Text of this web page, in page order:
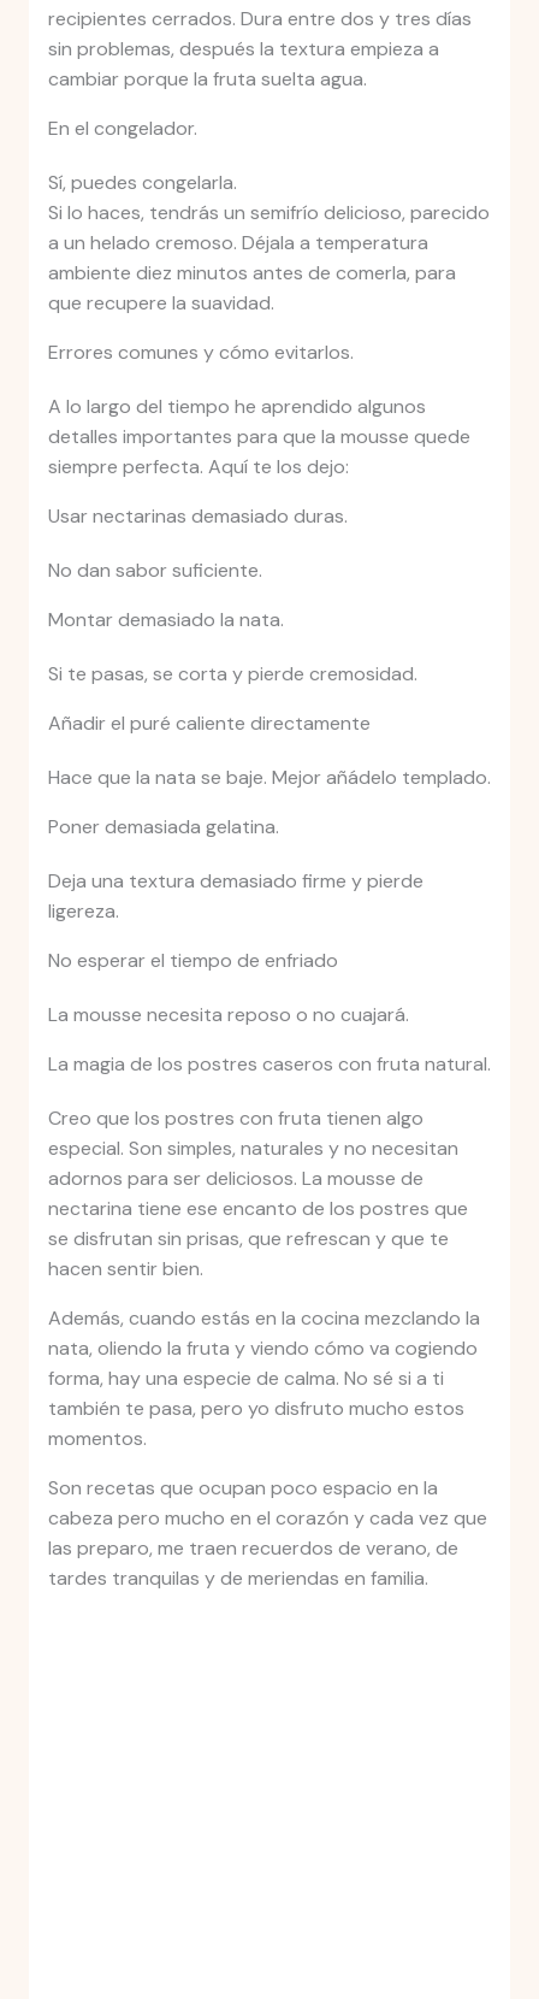
recipientes cerrados. Dura entre dos y tres días
sin problemas, después la textura empieza a
cambiar porque la fruta suelta agua.
En el congelador.
Sí, puedes congelarla.
Si lo haces, tendrás un semifrío delicioso, parecido
a un helado cremoso. Déjala a temperatura
ambiente diez minutos antes de comerla, para
que recupere la suavidad.
Errores comunes y cómo evitarlos.
A lo largo del tiempo he aprendido algunos
detalles importantes para que la mousse quede
siempre perfecta. Aquí te los dejo:
Usar nectarinas demasiado duras.
No dan sabor suficiente.
Montar demasiado la nata.
Si te pasas, se corta y pierde cremosidad.
Añadir el puré caliente directamente
Hace que la nata se baje. Mejor añádelo templado.
Poner demasiada gelatina.
Deja una textura demasiado firme y pierde
ligereza.
No esperar el tiempo de enfriado
La mousse necesita reposo o no cuajará.
La magia de los postres caseros con fruta natural.
Creo que los postres con fruta tienen algo
especial. Son simples, naturales y no necesitan
adornos para ser deliciosos. La mousse de
nectarina tiene ese encanto de los postres que
se disfrutan sin prisas, que refrescan y que te
hacen sentir bien.
Además, cuando estás en la cocina mezclando la
nata, oliendo la fruta y viendo cómo va cogiendo
forma, hay una especie de calma. No sé si a ti
también te pasa, pero yo disfruto mucho estos
momentos.
Son recetas que ocupan poco espacio en la
cabeza pero mucho en el corazón y cada vez que
las preparo, me traen recuerdos de verano, de
tardes tranquilas y de meriendas en familia.